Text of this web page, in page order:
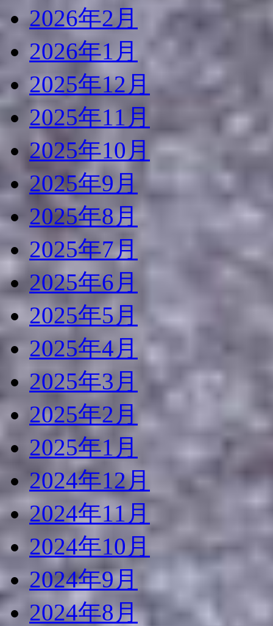
2026年2月
2026年1月
2025年12月
2025年11月
2025年10月
2025年9月
2025年8月
2025年7月
2025年6月
2025年5月
2025年4月
2025年3月
2025年2月
2025年1月
2024年12月
2024年11月
2024年10月
2024年9月
2024年8月